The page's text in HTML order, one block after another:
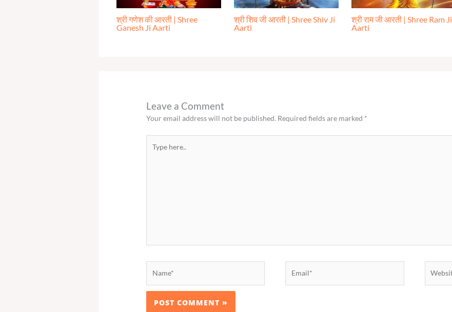
श्री गणेश की आरती | Shree
Ganesh Ji Aarti
श्री शिव जी आरती | Shree Shiv Ji
Aarti
श्री राम जी आरती | Shree Ram Ji
Aarti
Leave a Comment
Your email address will not be published. Required fields are marked *
here..